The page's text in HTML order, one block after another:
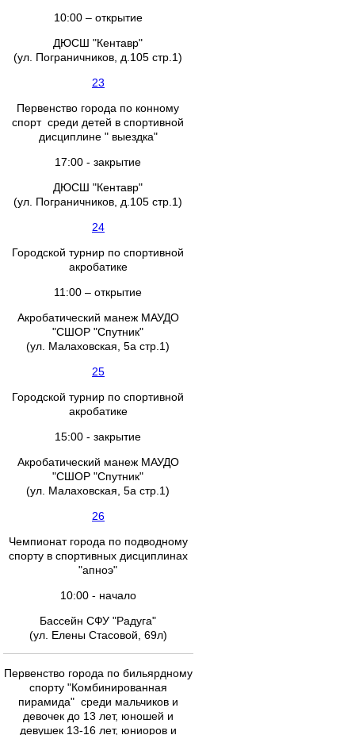
10:00 – открытие
ДЮСШ "Кентавр"
(ул. Пограничников, д.105 стр.1)
23
Первенство города по конному
спорт среди детей в спортивной
дисциплине " выездка"
17:00 - закрытие
ДЮСШ "Кентавр"
(ул. Пограничников, д.105 стр.1)
24
Городской турнир по спортивной
акробатике
11:00 – открытие
Акробатический манеж МАУДО
"СШОР "Спутник"
(ул. Малаховская, 5а стр.1)
25
Городской турнир по спортивной
акробатике
15:00 - закрытие
Акробатический манеж МАУДО
"СШОР "Спутник"
(ул. Малаховская, 5а стр.1)
26
Чемпионат города по подводному
спорту в спортивных дисциплинах
"апноэ"
10:00 - начало
Бассейн СФУ "Радуга"
(ул. Елены Стасовой, 69л)
Первенство города по бильярдному
спорту "Комбинированная
пирамида" среди мальчиков и
девочек до 13 лет, юношей и
девушек 13-16 лет, юниоров и